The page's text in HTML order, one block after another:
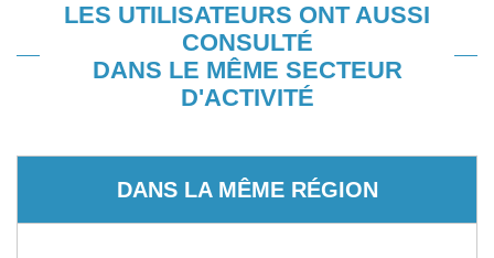
LES UTILISATEURS ONT AUSSI
CONSULTÉ
DANS LE MÊME SECTEUR
D'ACTIVITÉ
DANS LA MÊME RÉGION